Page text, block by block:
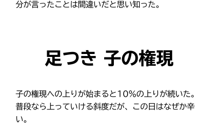
分が言ったことは間違いだと思い知った。
足つき 子の権現
子の権現への上りが始まると10％の上りが続いた。
普段なら上っていける斜度だが、この日はなぜか辛
い。